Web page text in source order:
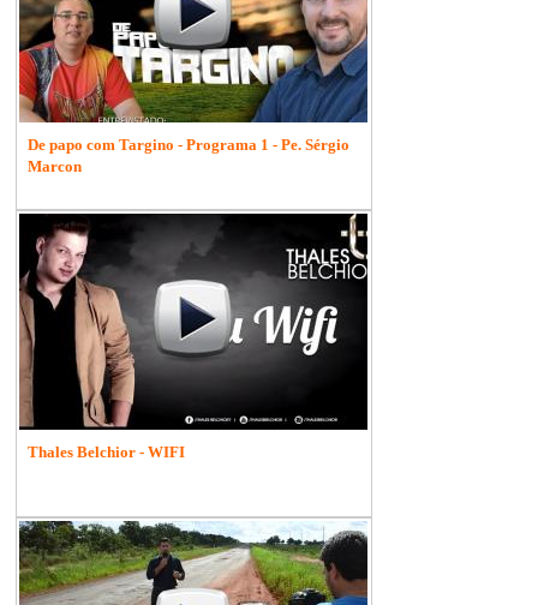
De papo com Targino - Programa 1 - Pe. Sérgio
Marcon
Thales Belchior - WIFI